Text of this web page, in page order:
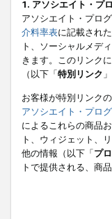
1. アソシエイト・プ
アソシエイト・プロ
介料率表に記載され
ト、ソーシャルメデ
きます。このリンク
（以下「特別リンク
お客様が特別リンク
アソシエイト・プロ
によるこれらの商品
ト、ウィジェット、
他の情報（以下「プ
トで提供される、商